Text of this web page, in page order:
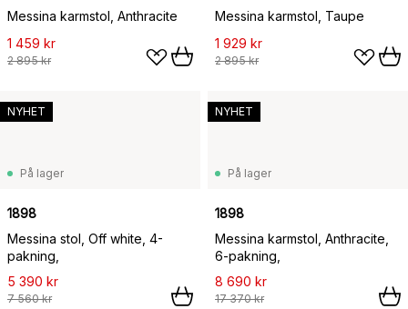
Messina karmstol, Anthracite
1 459 kr
2 895 kr
Messina karmstol, Taupe
1 929 kr
2 895 kr
På lager
1898
Messina stol, Off white, 4-
pakning,
5 390 kr
7 560 kr
NYHET
På lager
1898
Messina karmstol, Anthracite,
6-pakning,
8 690 kr
17 370 kr
NYHET